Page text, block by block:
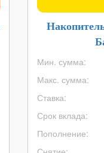
Мин. сумма:
Макс. сумма:
Ставка:
Срок вклада:
Пополнение: